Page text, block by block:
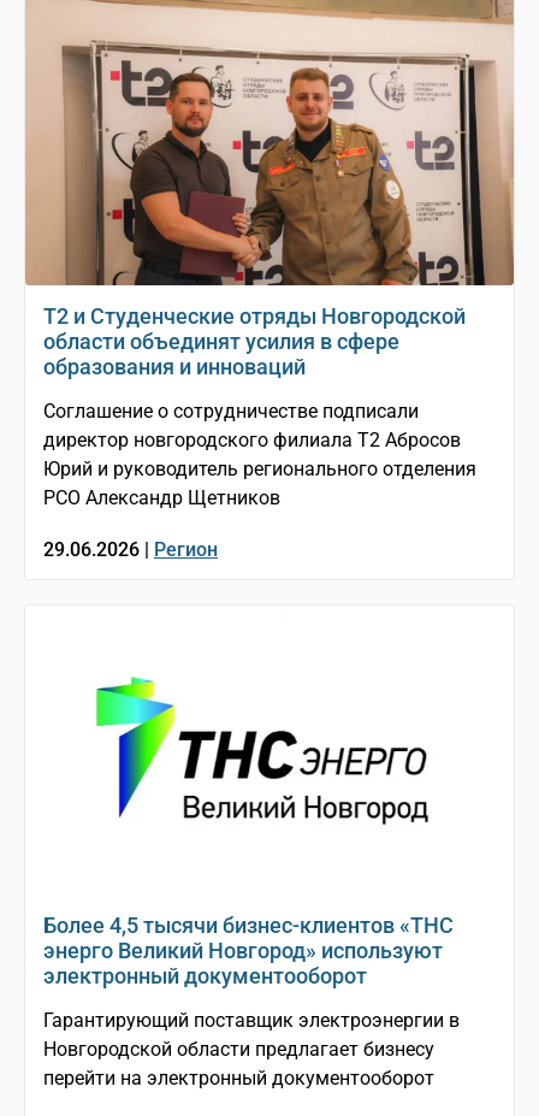
T2 и Студенческие отряды Новгородской
области объединят усилия в сфере
образования и инноваций
Соглашение о сотрудничестве подписали
директор новгородского филиала Т2 Абросов
Юрий и руководитель регионального отделения
РСО Александр Щетников
29.06.2026 | Регион
Более 4,5 тысячи бизнес-клиентов «ТНС
энерго Великий Новгород» используют
электронный документооборот
Гарантирующий поставщик электроэнергии в
Новгородской области предлагает бизнесу
перейти на электронный документооборот